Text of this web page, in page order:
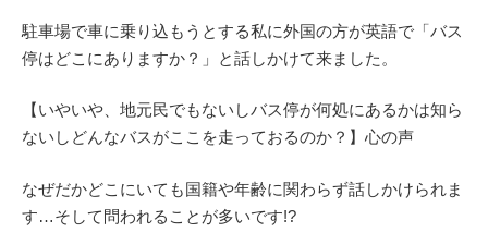
駐車場で車に乗り込もうとする私に外国の方が英語で「バス
停はどこにありますか？」と話しかけて来ました。
【いやいや、地元民でもないしバス停が何処にあるかは知ら
ないしどんなバスがここを走っておるのか？】心の声
なぜだかどこにいても国籍や年齢に関わらず話しかけられま
す…そして問われることが多いです!?